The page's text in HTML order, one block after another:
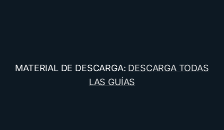
MATERIAL DE DESCARGA: DESCARGA TODAS
LAS GUÍAS